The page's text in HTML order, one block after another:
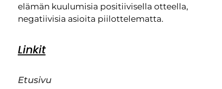
elämän kuulumisia positiivisella otteella,
negatiivisia asioita piilottelematta.
Linkit
Etusivu